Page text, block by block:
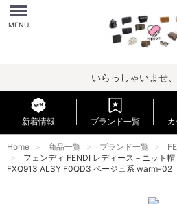
Menu
MENU
いらっしゃいませ
新着情報 ブランド一覧
Home 商品一覧 ブランド一覧
フェンディ FENDI レディース－ニット
FXQ913 ALSY F0QD3 ベージュ系 warm-02